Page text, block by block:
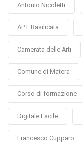
Antonio Nicoletti
APT Basilicata
Camerata delle Arti
Comune di Matera
Corso di formazione
Digitale Facile
Francesco Cupparo